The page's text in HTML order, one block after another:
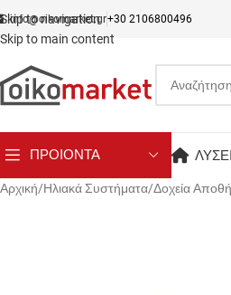
Skip to navigation
Skip to main content
info@oikomarket.gr+30 2106800496
ΠΡΟΙΟΝΤΑ
Αρχική Ηλιακά Συστήματα Δοχεία